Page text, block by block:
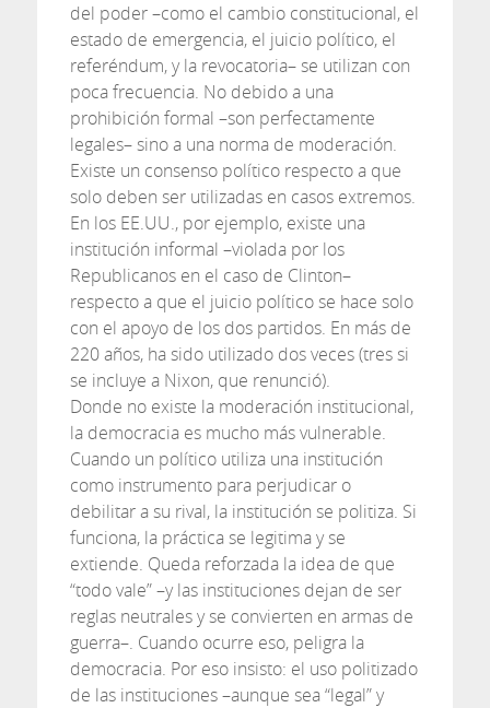
del poder –como el cambio constitucional, el
estado de emergencia, el juicio político, el
referéndum, y la revocatoria– se utilizan con
poca frecuencia. No debido a una
prohibición formal –son perfectamente
legales– sino a una norma de moderación.
Existe un consenso político respecto a que
solo deben ser utilizadas en casos extremos.
En los EE.UU., por ejemplo, existe una
institución informal –violada por los
Republicanos en el caso de Clinton–
respecto a que el juicio político se hace solo
con el apoyo de los dos partidos. En más de
220 años, ha sido utilizado dos veces (tres si
se incluye a Nixon, que renunció).
Donde no existe la moderación institucional,
la democracia es mucho más vulnerable.
Cuando un político utiliza una institución
como instrumento para perjudicar o
debilitar a su rival, la institución se politiza. Si
funciona, la práctica se legitima y se
extiende. Queda reforzada la idea de que
“todo vale” –y las instituciones dejan de ser
reglas neutrales y se convierten en armas de
guerra–. Cuando ocurre eso, peligra la
democracia. Por eso insisto: el uso politizado
de las instituciones –aunque sea “legal” y